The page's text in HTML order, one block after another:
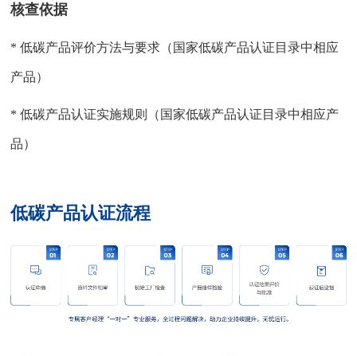
核查依据
* 低碳产品评价方法与要求（国家低碳产品认证目录中相应
产品）
* 低碳产品认证实施规则（国家低碳产品认证目录中相应产
品）
低碳产品认证流程